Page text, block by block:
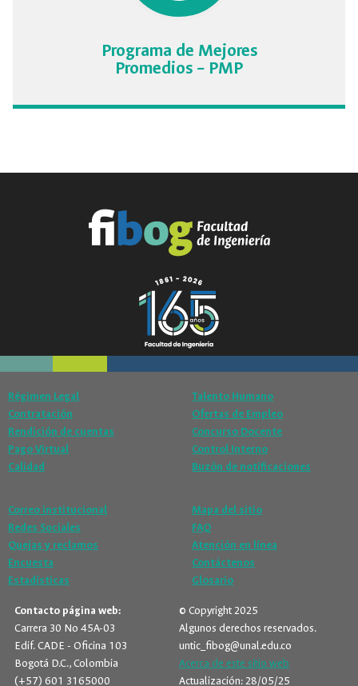
Programa de Mejores
Promedios – PMP
Régimen Legal
Contratación
Rendición de cuentas
Pago Virtual
Calidad
Talento Humano
Ofertas de Empleo
Concurso Docente
Control Interno
Buzón de notificaciones
Correo institucional
Redes Sociales
Quejas y reclamos
Encuesta
Estadísticas
Mapa del sitio
FAQ
Atención en línea
Contáctenos
Glosario
Contacto página web:
Carrera 30 No 45A-03
Edif. CADE - Oficina 103
Bogotá D.C., Colombia
(+57) 601 3165000
© Copyright 2025
Algunos derechos reservados.
untic_fibog@unal.edu.co
Acerca de este sitio web
Actualización: 28/05/25